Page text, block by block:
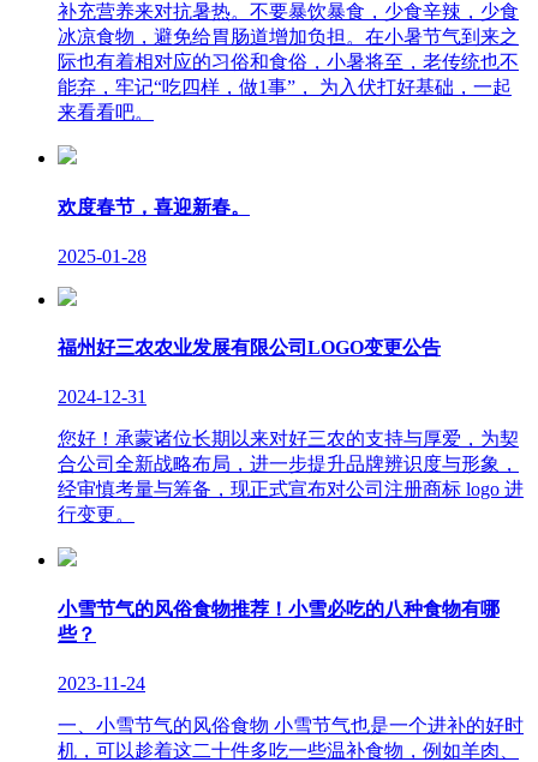
补充营养来对抗暑热。不要暴饮暴食，少食辛辣，少食
冰凉食物，避免给胃肠道增加负担。在小暑节气到来之
际也有着相对应的习俗和食俗，小暑将至，老传统也不
能弃，牢记“吃四样，做1事”， 为入伏打好基础，一起
来看看吧。
欢度春节，喜迎新春。
2025-01-28
福州好三农农业发展有限公司LOGO变更公告
2024-12-31
您好！承蒙诸位长期以来对好三农的支持与厚爱，为契
合公司全新战略布局，进一步提升品牌辨识度与形象，
经审慎考量与筹备，现正式宣布对公司注册商标 logo 进
行变更。
小雪节气的风俗食物推荐！小雪必吃的八种食物有哪
些？
2023-11-24
一、小雪节气的风俗食物 小雪节气也是一个进补的好时
机，可以趁着这二十件多吃一些温补食物，例如羊肉、